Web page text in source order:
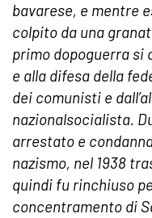
bavarese, e mentre
colpito da una
primo dopoguerra si
e alla difesa della
dei comunisti e
nazionalsocialista.
arrestato e
nazismo, nel 1938
quindi fu rinchiuso
concentramento di